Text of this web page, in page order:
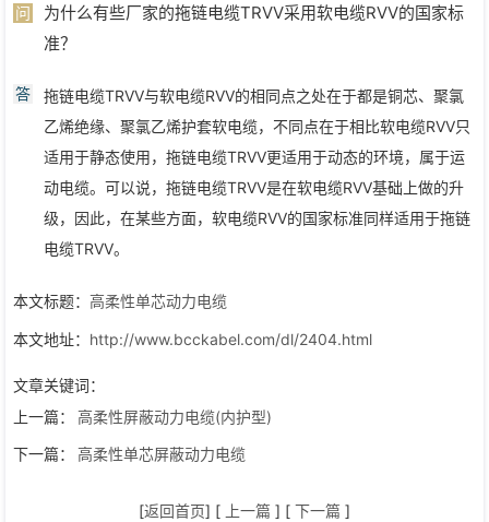
问
为什么有些厂家的拖链电缆TRVV采用软电缆RVV的国家标
准？
答
拖链电缆TRVV与软电缆RVV的相同点之处在于都是铜芯、聚氯
乙烯绝缘、聚氯乙烯护套软电缆，不同点在于相比软电缆RVV只
适用于静态使用，拖链电缆TRVV更适用于动态的环境，属于运
动电缆。可以说，拖链电缆TRVV是在软电缆RVV基础上做的升
级，因此，在某些方面，软电缆RVV的国家标准同样适用于拖链
电缆TRVV。
本文标题： 高柔性单芯动力电缆
本文地址： http://www.bcckabel.com/dl/2404.html
文章关键词：
上一篇：
高柔性屏蔽动力电缆(内护型)
下一篇：
高柔性单芯屏蔽动力电缆
[返回首页] [ 上一篇 ] [ 下一篇 ]